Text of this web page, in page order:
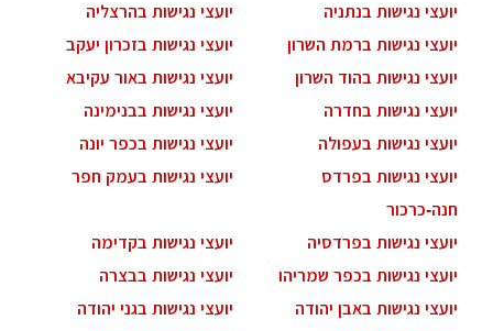
יועצי נגישות בנתניה
יועצי נגישות בהרצליה
יועצי נגישות ברמת השרון
יועצי נגישות בזכרון יעקב
יועצי נגישות בהוד השרון
יועצי נגישות באור עקיבא
יועצי נגישות בחדרה
יועצי נגישות בבנימינה
יועצי נגישות בעפולה
יועצי נגישות בכפר יונה
יועצי נגישות בפרדס
חנה-כרכור
יועצי נגישות בעמק חפר
יועצי נגישות בפרדסיה
יועצי נגישות בקדימה
יועצי נגישות בכפר שמריהו
יועצי נגישות בבצרה
יועצי נגישות באבן יהודה
יועצי נגישות בגני יהודה